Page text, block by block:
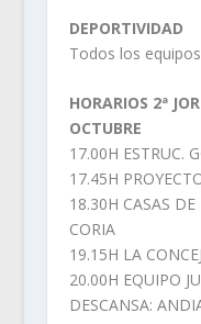
DEPORTIVIDAD
Todos los
HORARIOS 2ª
OCTUBRE
17.00H ESTRUC.
17.45H
18.30H CASAS
CORIA
19.15H LA
20.00H EQUIPO
DESCANSA: